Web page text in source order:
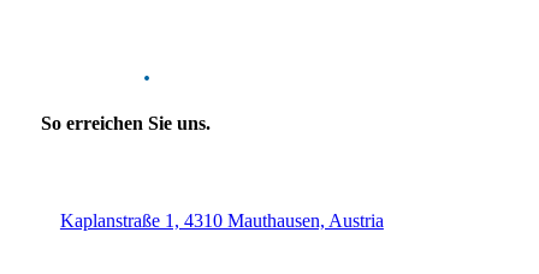
.
So erreichen Sie uns.
Kaplanstraße 1, 4310 Mauthausen, Austria